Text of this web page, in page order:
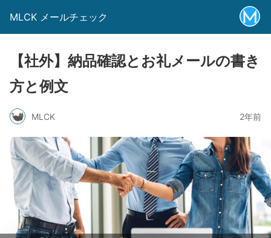
MLCK メールチェック
【社外】納品確認とお礼メールの書き
方と例文
MLCK 2年前